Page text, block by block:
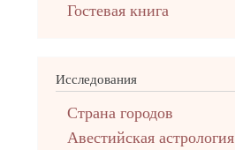
Гостевая книга
Исследования
Страна городов
Авестийская астрология